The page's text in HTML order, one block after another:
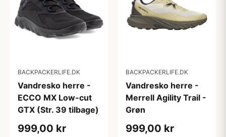
BACKPACKERLIFE.DK
Vandresko herre -
ECCO MX Low-cut
GTX (Str. 39 tilbage)
999,00 kr
BACKPACKERLIFE.DK
Vandresko herre -
Merrell Agility Trail -
Grøn
999,00 kr